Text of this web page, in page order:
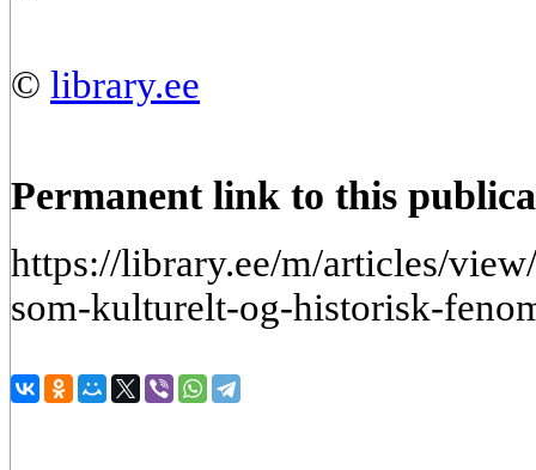
© library.ee
Permanent link to this
https://library.ee/m/articles/
som-kulturelt-og-historisk-